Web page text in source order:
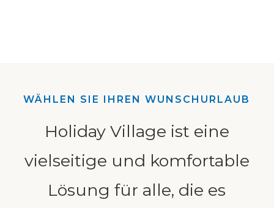
WÄHLEN SIE IHREN WUNSCHURLAUB
Holiday Village ist eine
vielseitige und komfortable
Lösung für alle, die es